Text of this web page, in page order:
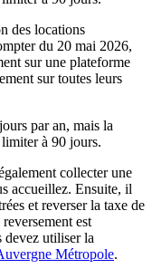
des locations
du 20 mai 2026,
sur une plateforme
sur toutes leurs
par an, mais la
à 90 jours.
collecter une
accueillez. Ensuite, il
et reverser la taxe de
est
devez utiliser la
Métropole.